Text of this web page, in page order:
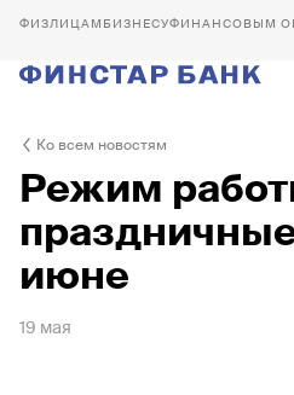
БИЗНЕСУФИНАНСОВЫМ
Ко всем новостям
Режим
июне
19 мая